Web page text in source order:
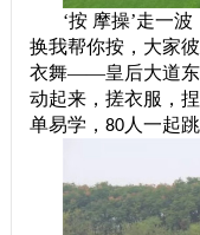
‘按 摩操’走一
换我帮你按，大家
衣舞——皇后大道东
动起来，搓衣服，
单易学， 80人一起